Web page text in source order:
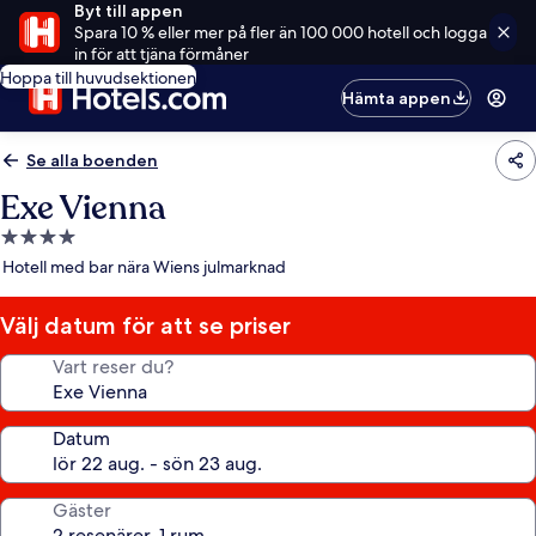
Byt till appen
Spara 10 % eller mer på fler än 100 000 hotell och logga
in för att tjäna förmåner
Hoppa till huvudsektionen
Hämta appen
Se alla boenden
Exe Vienna
4.0-
stjärnigt
Hotell med bar nära Wiens julmarknad
Välj datum för att se priser
Vart reser du?
Datum
Gäster